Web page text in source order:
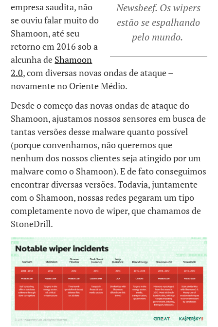
Newsbeef. Os wipers
estão se espalhando
pelo mundo.
empresa saudita, não
se ouviu falar muito do
Shamoon, até seu
retorno em 2016 sob a
alcunha de Shamoon
2.0, com diversas novas ondas de ataque –
novamente no Oriente Médio.
Desde o começo das novas ondas de ataque do
Shamoon, ajustamos nossos sensores em busca de
tantas versões desse malware quanto possível
(porque convenhamos, não queremos que
nenhum dos nossos clientes seja atingido por um
malware como o Shamoon). E de fato conseguimos
encontrar diversas versões. Todavia, juntamente
com o Shamoon, nossas redes pegaram um tipo
completamente novo de wiper, que chamamos de
StoneDrill.